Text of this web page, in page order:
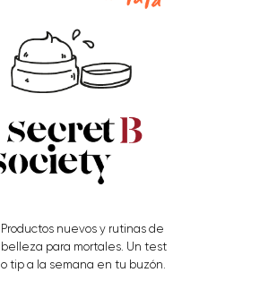
Productos nuevos y rutinas de
belleza para mortales. Un test
o tip a la semana en tu buzón.